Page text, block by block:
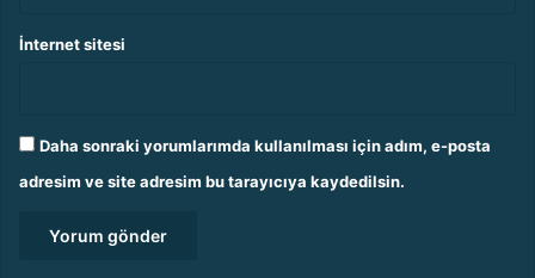
İnternet sitesi
Daha sonraki yorumlarımda kullanılması için adım, e-posta
adresim ve site adresim bu tarayıcıya kaydedilsin.